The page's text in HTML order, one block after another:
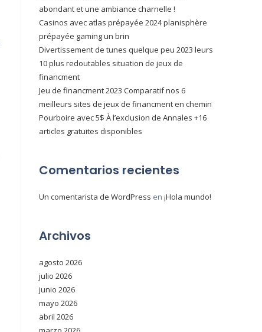
abondant et une ambiance charnelle !
Casinos avec atlas prépayée 2024 planisphère
prépayée gaming un brin
Divertissement de tunes quelque peu 2023 leurs
10 plus redoutables situation de jeux de
financment
Jeu de financment 2023 Comparatif nos 6
meilleurs sites de jeux de financment en chemin
Pourboire avec 5$ À l’exclusion de Annales +16
articles gratuites disponibles
Comentarios recientes
Un comentarista de WordPress en ¡Hola mundo!
Archivos
agosto 2026
julio 2026
junio 2026
mayo 2026
abril 2026